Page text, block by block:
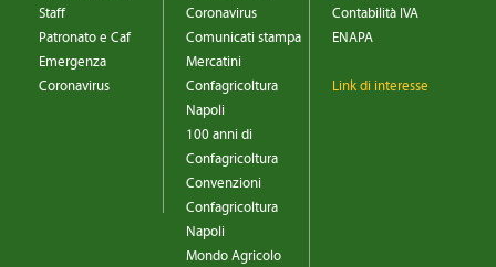
Staff
Patronato e Caf
Emergenza
Coronavirus
Coronavirus
Comunicati stampa
Mercatini
Confagricoltura
Napoli
100 anni di
Confagricoltura
Convenzioni
Confagricoltura
Napoli
Mondo Agricolo
Contabilità IVA
ENAPA
Link di interesse